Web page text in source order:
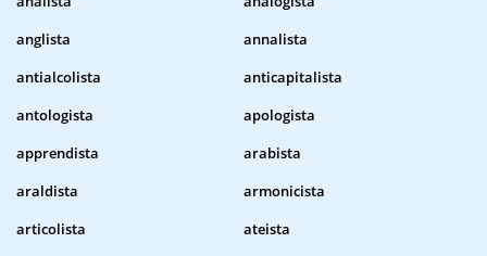
anglista
annalista
antialcolista
anticapitalista
antologista
apologista
apprendista
arabista
araldista
armonicista
articolista
ateista